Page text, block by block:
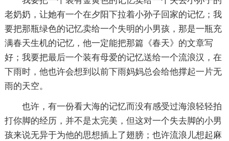
老奶奶，让她有一个在夕阳下拉着小孙子回家的记忆；我
要把那瓶绿色的记忆卖给一个失明的小男孩，那是一瓶充
满春天生机的记忆，他一定能把那篇《春天》的文章写
好；我要把最后一个装有母爱的记忆送给一个流浪汉，在
下雨时，他也许会想到以前下雨妈妈总会给他撑起一片无
雨的天空。
也许，有一份看大海的记忆而没有感受过海浪轻轻拍
打你脚的经历，并不是太完美，但这对一个失去脚的小男
孩来说无异于为他的思想插上了翅膀；也许流浪儿想起麻